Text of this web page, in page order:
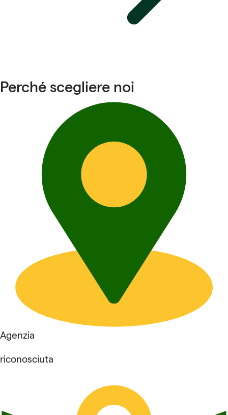
Perché scegliere noi
Agenzia
riconosciuta